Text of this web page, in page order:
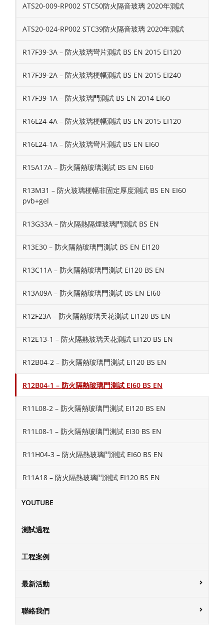
ATS20-009-RP002 STC50防火隔音玻璃 2020年測試
ATS20-024-RP002 STC39防火隔音玻璃 2020年測試
R17F39-3A – 防火玻璃彎片測試 BS EN 2015 EI120
R17F39-2A – 防火玻璃梗幅測試 BS EN 2015 EI240
R17F39-1A – 防火玻璃門測試 BS EN 2014 EI60
R16L24-4A – 防火玻璃梗幅測試 BS EN 2015 EI120
R16L24-1A – 防火玻璃彎片測試 BS EN EI60
R15A17A – 防火隔熱玻璃測試 BS EN EI60
R13M31 – 防火玻璃梗幅非固定厚度測試 BS EN EI60
pvb+gel
R13G33A – 防火隔熱隔煙玻璃門測試 BS EN
R13E30 – 防火隔熱玻璃門測試 BS EN EI120
R13C11A – 防火隔熱玻璃門測試 EI120 BS EN
R13A09A – 防火隔熱玻璃門測試 BS EN EI60
R12F23A – 防火隔熱玻璃天花測試 EI120 BS EN
R12E13-1 – 防火隔熱玻璃天花測試 EI120 BS EN
R12B04-2 – 防火隔熱玻璃門測試 EI120 BS EN
R12B04-1 – 防火隔熱玻璃門測試 EI60 BS EN
R11L08-2 – 防火隔熱玻璃門測試 EI120 BS EN
R11L08-1 – 防火隔熱玻璃門測試 EI30 BS EN
R11H04-3 – 防火隔熱玻璃門測試 EI60 BS EN
R11A18 – 防火隔熱玻璃門測試 EI120 BS EN
YOUTUBE
測試過程
工程案例
最新活動
聯絡我們